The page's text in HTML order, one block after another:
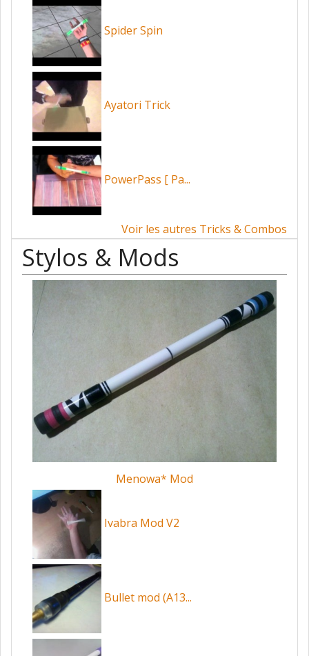
Spider Spin
Ayatori Trick
PowerPass [ Pa...
Voir les autres Tricks & Combos
Stylos & Mods
Menowa* Mod
Ivabra Mod V2
Bullet mod (A13...